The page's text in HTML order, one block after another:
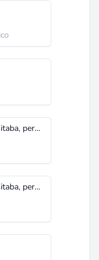
No era lo que necesitaba, pero siempre he considerado de una gran ayuda los documentos y planos que he descargado del club. Mil gracias.
No era lo que necesitaba, pero siempre he considerado de una gran ayuda los documentos y planos que he descargado del club. Mil gracias.